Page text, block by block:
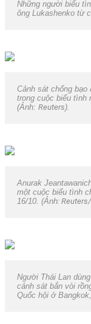
Những người biểu
ông Lukashenko từ
Cảnh sát chống bạo
trong cuộc biểu tình
(Ảnh: Reuters).
Anurak
một cuộc biểu tình
16/10. (Ảnh:
Người Thái Lan
cảnh sát bắn vòi
Quốc hội ở